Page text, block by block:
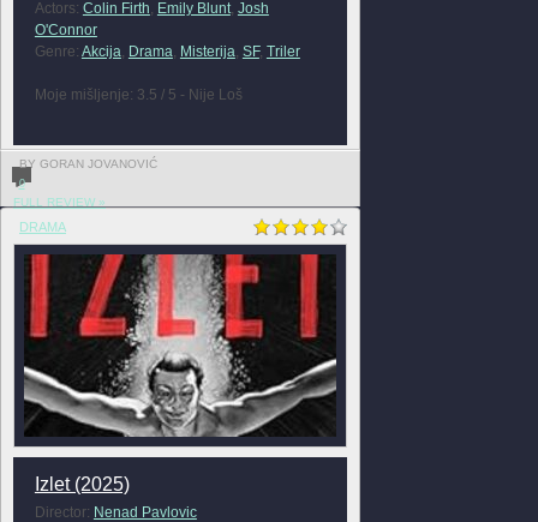
Actors: Colin Firth, Emily Blunt, Josh
O'Connor
Genre: Akcija, Drama, Misterija, SF, Triler
Moje mišljenje: 3.5 / 5 - Nije Loš
BY GORAN JOVANOVIĆ
0
FULL REVIEW »
DRAMA
Izlet (2025)
Director: Nenad Pavlovic